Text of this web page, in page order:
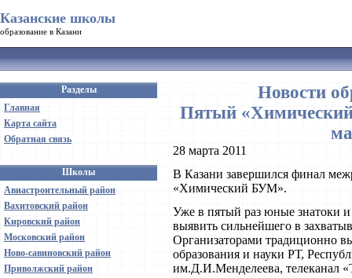
Казанские школы
образование в Казани
Разделы
Главная
Карта сайта
Обратная связь
Школы
Авиастроительный район
Вахитовский район
Кировский район
Московский район
Ново-савиновский район
Приволжский район
Новости
Пятый
28 марта 2011
В Казани завершился финал
«Химический БУМ».
Уже в пятый раз юные знатоки
выявить сильнейшего в
Организаторами традиционно
образования и науки РТ,
им.Д.И.Менделеева, телеканал